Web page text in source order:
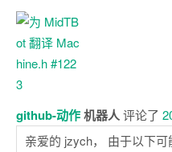
github-动作机器人评论了
亲爱的 jzych， 由于以下可